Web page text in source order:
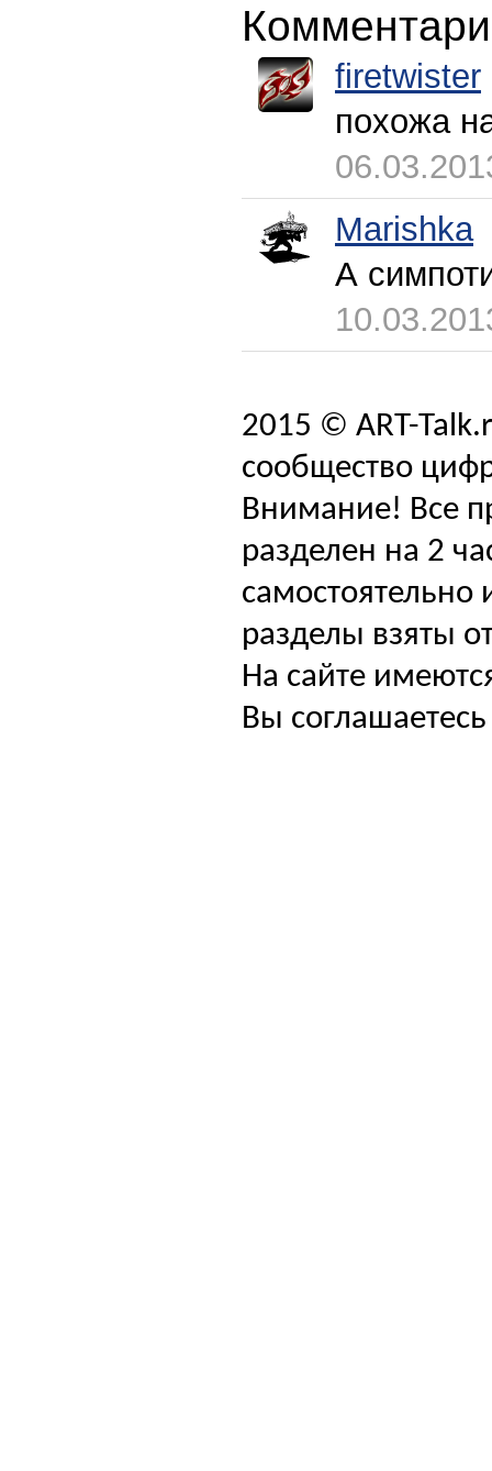
firetwister
похожа
Marishka
А
2015 © ART-
сообщество
Внимание! Все
разделен на 2
самостоятельно
разделы взяты
На сайте
Вы